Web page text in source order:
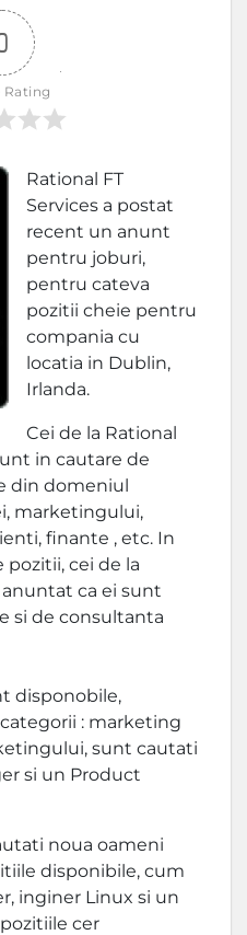
Rational FT
Services a postat
recent un anunt
pentru joburi,
pentru cateva
pozitii cheie pentru
compania cu
locatia in Dublin,
Irlanda.
Cei de la Rational
in cautare de
din domeniul
marketingului,
finante , etc. In
cei de la
anuntat ca ei sunt
si de consultanta
disponobile,
: marketing
sunt cautati
si un Product
noua oameni
disponibile, cum
inginer Linux si un
cer